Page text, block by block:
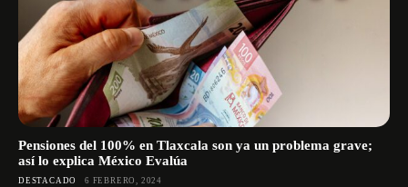
Pensiones del 100% en Tlaxcala son ya un problema grave;
así lo explica México Evalúa
DESTACADO 6 FEBRERO, 2024